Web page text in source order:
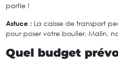
partie !
Astuce : La caisse de transport
pour poser votre boulier. Malin,
Quel budget